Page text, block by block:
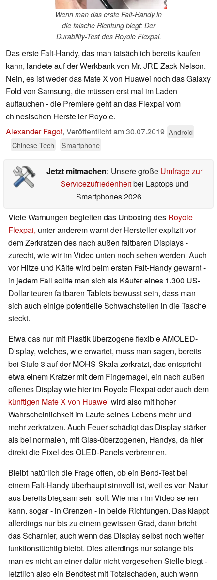
Wenn man das erste Falt-Handy in
die falsche Richtung biegt: Der
Durability-Test des Royole Flexpai.
Das erste Falt-Handy, das man tatsächlich bereits kaufen
kann, landete auf der Werkbank von Mr. JRE Zack Nelson.
Nein, es ist weder das Mate X von Huawei noch das Galaxy
Fold von Samsung, die müssen erst mal im Laden
auftauchen - die Premiere geht an das Flexpai vom
chinesischen Hersteller Royole.
Alexander Fagot, Veröffentlicht am30.07.2019 Android
Chinese Tech
Smartphone
Jetzt mitmachen: Unsere große Umfrage zur
Servicezufriedenheitbei Laptops und
Smartphones 2026
Viele Warnungen begleiten das Unboxing des Royole
Flexpai, unter anderem warnt der Hersteller explizit vor
dem Zerkratzen des nach außen faltbaren Displays -
zurecht, wie wir im Video unten noch sehen werden. Auch
vor Hitze und Kälte wird beim ersten Falt-Handy gewarnt -
in jedem Fall sollte man sich als Käufer eines 1.300 US-
Dollar teuren faltbaren Tablets bewusst sein, dass man
sich auch einige potentielle Schwachstellen in die Tasche
steckt.
Etwa das nur mit Plastik überzogene flexible AMOLED-
Display, welches, wie erwartet, muss man sagen, bereits
bei Stufe 3 auf der MOHS-Skala zerkratzt, das entspricht
etwa einem Kratzer mit dem Fingernagel, ein nach außen
offenes Display wie hier im Royole Flexpai oder auch dem
künftigen Mate X von Huawei wird also mit hoher
Wahrscheinlichkeit im Laufe seines Lebens mehr und
mehr zerkratzen. Auch Feuer schädigt das Display stärker
als bei normalen, mit Glas-überzogenen, Handys, da hier
direkt die Pixel des OLED-Panels verbrennen.
Bleibt natürlich die Frage offen, ob ein Bend-Test bei
einem Falt-Handy überhaupt sinnvoll ist, weil es von Natur
aus bereits biegsam sein soll. Wie man im Video sehen
kann, sogar - in Grenzen - in beide Richtungen. Das klappt
allerdings nur bis zu einem gewissen Grad, dann bricht
das Scharnier, auch wenn das Display selbst noch weiter
funktionstüchtig bleibt. Dies allerdings nur solange bis
man es nicht an einer dafür nicht vorgesehen Stelle biegt -
letztlich also ein Bendtest mit Totalschaden, auch wenn